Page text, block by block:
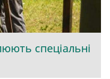
спеціальні